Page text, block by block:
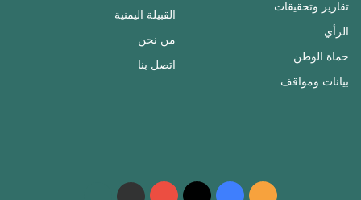
تقارير وتحقيقات
الرأي
حماة الوطن
بيانات ومواقف
القبيلة اليمنية
من نحن
اتصل بنا
ملخص فيسبوك ‫X
‫YouTube